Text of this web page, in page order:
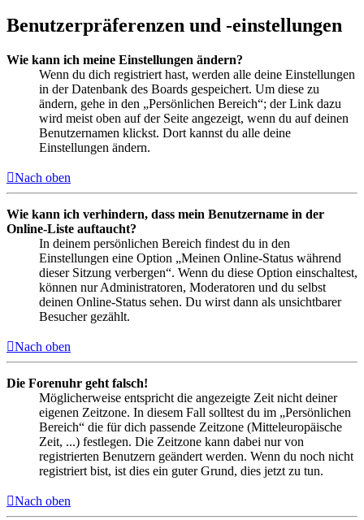
Benutzerpräferenzen und -einstellungen
Wie kann ich meine Einstellungen ändern?
Wenn du dich registriert hast, werden alle deine Einstellungen
in der Datenbank des Boards gespeichert. Um diese zu
ändern, gehe in den „Persönlichen Bereich“; der Link dazu
wird meist oben auf der Seite angezeigt, wenn du auf deinen
Benutzernamen klickst. Dort kannst du alle deine
Einstellungen ändern.
Nach oben
Wie kann ich verhindern, dass mein Benutzername in der
Online-Liste auftaucht?
In deinem persönlichen Bereich findest du in den
Einstellungen eine Option „Meinen Online-Status während
dieser Sitzung verbergen“. Wenn du diese Option einschaltest,
können nur Administratoren, Moderatoren und du selbst
deinen Online-Status sehen. Du wirst dann als unsichtbarer
Besucher gezählt.
Nach oben
Die Forenuhr geht falsch!
Möglicherweise entspricht die angezeigte Zeit nicht deiner
eigenen Zeitzone. In diesem Fall solltest du im „Persönlichen
Bereich“ die für dich passende Zeitzone (Mitteleuropäische
Zeit, ...) festlegen. Die Zeitzone kann dabei nur von
registrierten Benutzern geändert werden. Wenn du noch nicht
registriert bist, ist dies ein guter Grund, dies jetzt zu tun.
Nach oben